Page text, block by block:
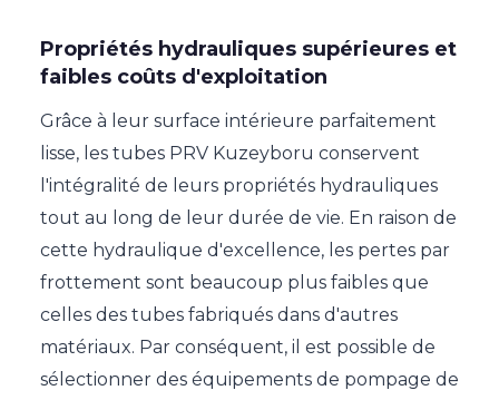
Propriétés hydrauliques supérieures et
faibles coûts d'exploitation
Grâce à leur surface intérieure parfaitement
lisse, les tubes PRV Kuzeyboru conservent
l'intégralité de leurs propriétés hydrauliques
tout au long de leur durée de vie. En raison de
cette hydraulique d'excellence, les pertes par
frottement sont beaucoup plus faibles que
celles des tubes fabriqués dans d'autres
matériaux. Par conséquent, il est possible de
sélectionner des équipements de pompage de